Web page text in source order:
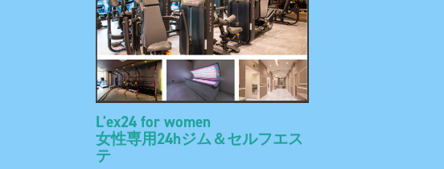
L'ex24 for women
女性専用24hジム＆セルフエス
テ